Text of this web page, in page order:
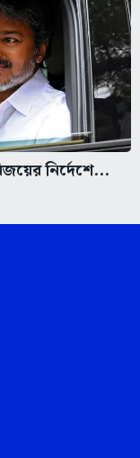
নির্দেশে...